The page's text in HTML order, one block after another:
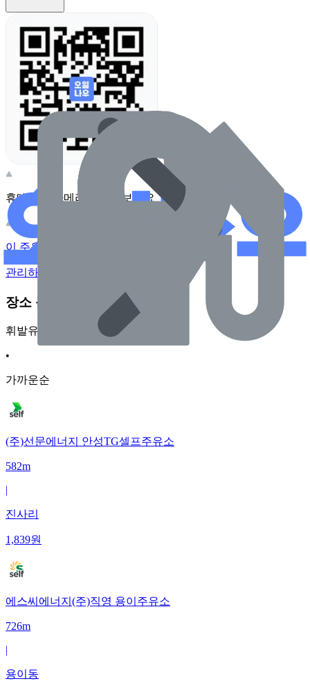
휴대전화 카메라로 찍어보세요
이 주유소의 사장님이신가요?
관리하기
장소 근처 주유소
휘발유
•
가까운순
(주)선문에너지 안성TG셀프주유소
582m
|
진사리
1,839원
에스씨에너지(주)직영 용이주유소
726m
|
용이동